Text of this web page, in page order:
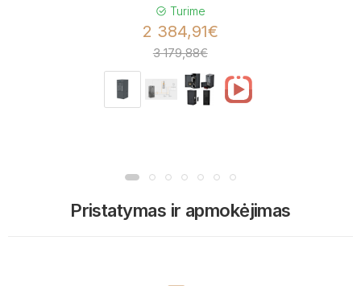
Turime
2 384,91€
3 179,88€
Pristatymas ir apmokėjimas